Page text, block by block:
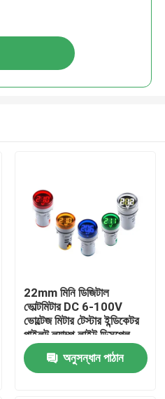
দিন
22mm মিনি ডিজিটাল
ভোল্টমিটার DC 6-100V
ভোল্টেজ মিটার টেস্টার ইন্ডিকেটর
পাইলট ল্যাম্প লাইট ডিসপ্লে
অনুসন্ধান পাঠান